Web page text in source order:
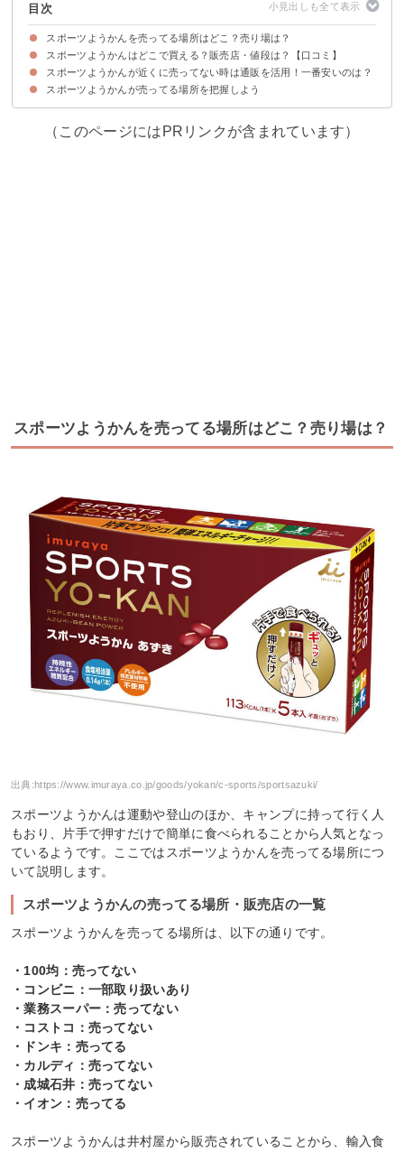
目次
スポーツようかんを売ってる場所はどこ？売り場は？
スポーツようかんの売ってる場所・販売店の一覧
スポーツようかんの売り場
スポーツようかんはどこで買える？販売店・値段は？【口コミ】
①ドンキ（150～540円）
②ファミリーマート（‐円）
③ローソン（‐円）
④マツモトキヨシ（‐円）
⑤ゼビオ（1本100円～）
⑥モンベル（‐円）
⑦マックスバリュ（537円）
スポーツようかんが近くに売ってない時は通販を活用！一番安いのは？
①ヨドバシ｜スポーツようかんポケットあずき（280円）
②楽天｜井村屋スポーツようかんあずき（1080円）
③井村屋ウェブショップ｜5本入スポーツようかんあずき（540円）
スポーツようかんが売ってる場所を把握しよう
（このページにはPRリンクが含まれています）
スポーツようかんを売ってる場所はどこ？売り場は？
出典:https://www.imuraya.co.jp/goods/yokan/c-sports/sportsazuki/
スポーツようかんは運動や登山のほか、キャンプに持って行く人
もおり、片手で押すだけで簡単に食べられることから人気となっ
ているようです。ここではスポーツようかんを売ってる場所につ
いて説明します。
スポーツようかんの売ってる場所・販売店の一覧
スポーツようかんを売ってる場所は、以下の通りです。
・100均：売ってない
・コンビニ：一部取り扱いあり
・業務スーパー：売ってない
・コストコ：売ってない
・ドンキ：売ってる
・カルディ：売ってない
・成城石井：売ってない
・イオン：売ってる
スポーツようかんは井村屋から販売されていることから、輸入食